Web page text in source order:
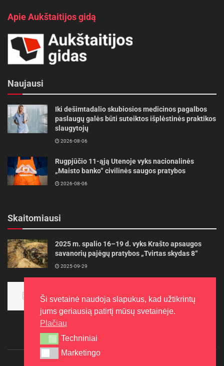
Apie Aukštaitijos gidą
Naujausi
Iki dešimtadalio skubiosios medicinos pagalbos
paslaugų galės būti suteiktos išplėstinės praktikos
slaugytojų
2026-08-06
Rugpjūčio 11-ąją Utenoje vyks nacionalinės
„Maisto banko“ civilinės saugos pratybos
2026-08-06
Skaitomiausi
2025 m. spalio 16–19 d. vyks Krašto apsaugos
savanorių pajėgų pratybos „Tvirtas skydas 8“
2025-09-29
aukso
2015-10-30
Ši svetainė naudoja slapukus, kad užtikrintų
jums geriausią patirtį mūsų svetainėje.
Plačiau
Techniniai
Techniniai
Marketingo
Marketingo